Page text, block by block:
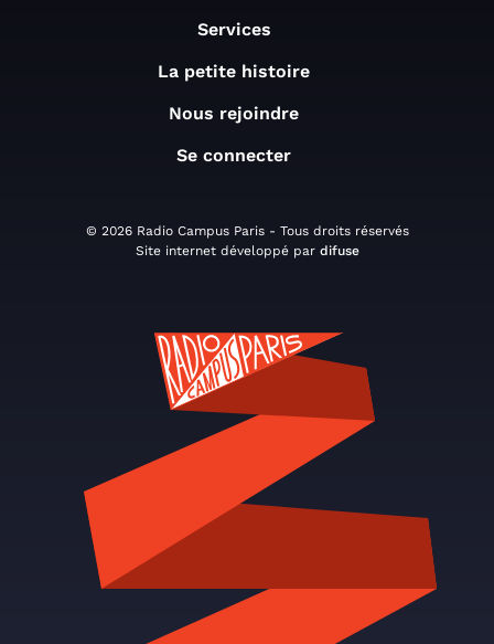
Services
La petite histoire
Nous rejoindre
Se connecter
© 2026 Radio Campus Paris - Tous droits réservés
Site internet développé par difuse